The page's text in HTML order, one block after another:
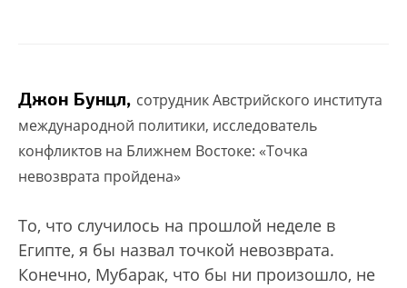
Джон Бунцл, сотрудник Австрийского института
международной политики, исследователь
конфликтов на Ближнем Востоке: «Точка
невозврата пройдена»
То, что случилось на прошлой неделе в
Египте, я бы назвал точкой невозврата.
Конечно, Мубарак, что бы ни произошло, не